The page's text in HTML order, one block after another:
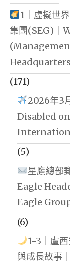
1｜虛擬世
集團(SEG)｜
(171)
2026年3
Disabled
(5)
星鷹總部
Eagle
Eagle
(6)
1-3｜盧
與成長故事